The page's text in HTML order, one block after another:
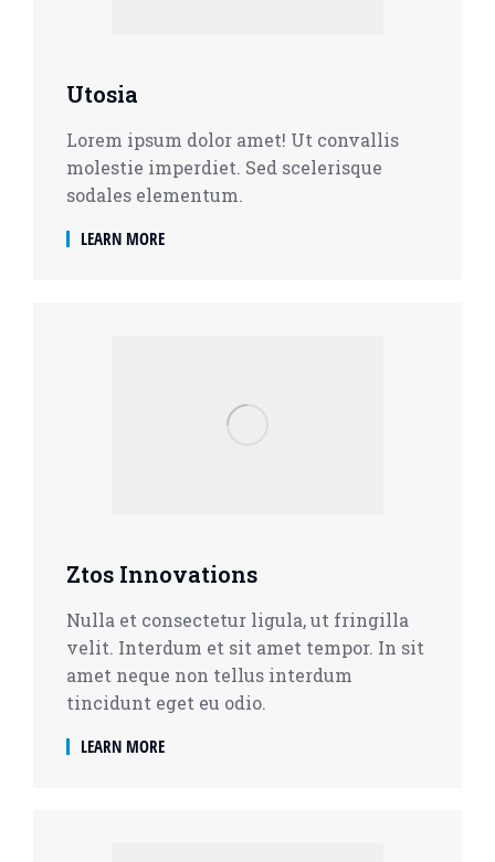
Utosia
Lorem ipsum dolor amet! Ut convallis
molestie imperdiet. Sed scelerisque
sodales elementum.
LEARN MORE
Ztos Innovations
Nulla et consectetur ligula, ut fringilla
velit. Interdum et sit amet tempor. In sit
amet neque non tellus interdum
tincidunt eget eu odio.
LEARN MORE